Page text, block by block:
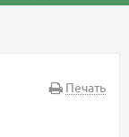
Печать